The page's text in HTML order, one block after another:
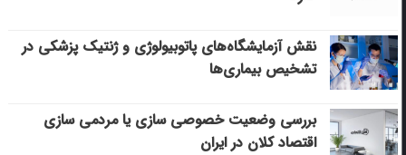
نقش آزمایشگاه‌های پاتوبیولوژی و ژنتیک پزشکی در
تشخیص بیماری‌ها
بررسی وضعیت خصوصی سازی یا مردمی سازی
اقتصاد کلان در ایران